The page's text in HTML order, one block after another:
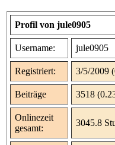
Profil von jule0905
Username: jule0905
Registriert: 3/5/2009
Beiträge 3518
Onlinezeit
gesamt:
3045.8